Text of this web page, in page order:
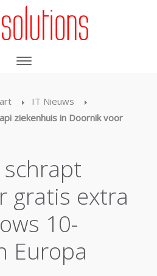
IT Nieuws
ziekenhuis in Doornik voor
gratis extra
10-
Europa